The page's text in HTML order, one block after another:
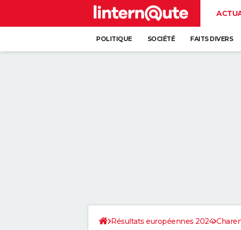
POLITIQUE SOCIÉTÉ FAITS DIVERS
Résultats européennes 2024